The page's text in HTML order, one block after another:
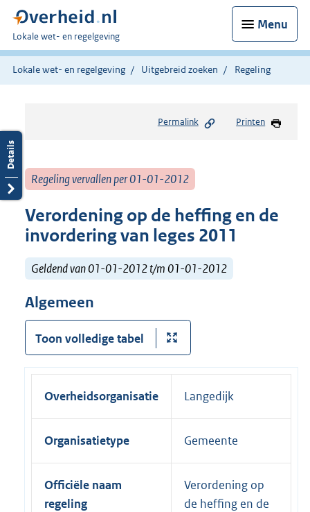
Menu
U
bent
hier:
Lokale wet- en regelgeving
Lokale wet- en regelgeving Uitgebreid zoeken Regeling
Permalink Printen
Regeling vervallen per 01-01-2012
Verordening op de heffing en de
invordering van leges 2011
Geldend van 01-01-2012 t/m 01-01-2012
Algemeen
Toon volledige tabel
Overheidsorganisatie Langedijk
Organisatietype Gemeente
Officiële naam
regeling
Verordening op
de heffing en de